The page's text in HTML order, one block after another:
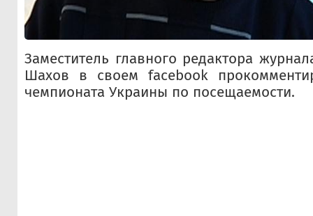
Заместитель главного редактора
Шахов в своем facebook
чемпионата Украины по посещаемости.